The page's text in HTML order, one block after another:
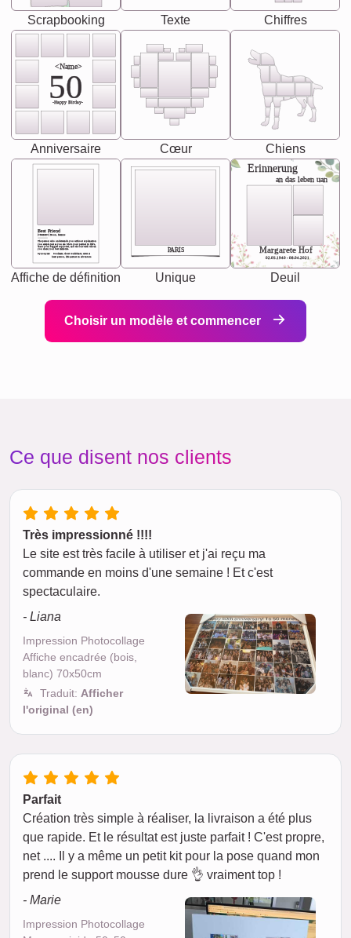
Scrapbooking Texte Chiffres
<Name>
50
-Happy Birday-
Anniversaire Cœur Chiens
Best Friend
[<NAME>] Noun, feminie
Synonyms: Soulmate, closet confidante, sister at
heart person, life partner in adventure.
The person who understands you without explanation
you accepts just as you are. She's your partner in life's,
chaos your biggest supporter, and the one with whom
you share your best memories.
Affiche de définition
PARIS
Unique
Erinnerung
an das leben uan
Margarete Hof
02.05.1940 - 08.04.2021
Deuil
Choisir un modèle et commencer
Ce que disent nos clients
Très impressionné !!!!
Le site est très facile à utiliser et j'ai reçu ma
commande en moins d'une semaine ! Et c'est
spectaculaire.
- Liana
Impression Photocollage
Affiche encadrée (bois,
blanc) 70x50cm
Traduit: Afficher
l'original (en)
Parfait
Création très simple à réaliser, la livraison a été plus
que rapide. Et le résultat est juste parfait ! C'est propre,
net .... Il y a même un petit kit pour la pose quand mon
prend le support mousse dure 👌 vraiment top !
- Marie
Impression Photocollage